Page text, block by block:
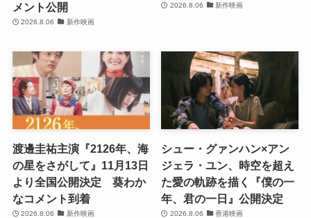
メント公開
2026.8.06 新作映画
2026.8.06 新作映画
渡邊圭祐主演『2126年、海
の星をさがして』11月13日
より全国公開決定 葵わか
なコメント到着
2026.8.06 新作映画
シュー・グァンハン×アン
ジェラ・ユン、時空を超え
た愛の軌跡を描く『僕の一
年、君の一日』公開決定
2026.8.06 香港映画